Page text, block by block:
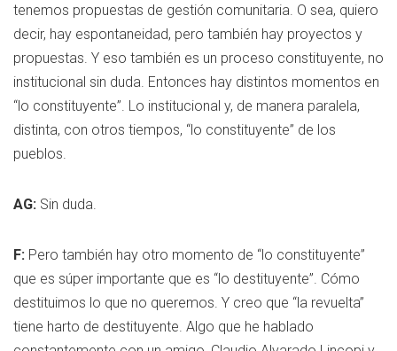
tenemos propuestas de gestión comunitaria. O sea, quiero
decir, hay espontaneidad, pero también hay proyectos y
propuestas. Y eso también es un proceso constituyente, no
institucional sin duda. Entonces hay distintos momentos en
“lo constituyente”. Lo institucional y, de manera paralela,
distinta, con otros tiempos, “lo constituyente” de los
pueblos.
AG: Sin duda.
F: Pero también hay otro momento de “lo constituyente”
que es súper importante que es “lo destituyente”. Cómo
destituimos lo que no queremos. Y creo que “la revuelta”
tiene harto de destituyente. Algo que he hablado